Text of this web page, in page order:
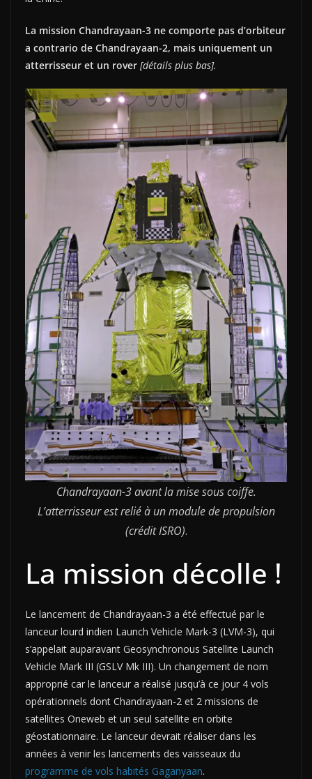
La mission Chandrayaan-3 ne comporte pas d’orbiteur
a contrario de Chandrayaan-2, mais uniquement un
atterrisseur et un rover [détails plus bas].
Chandrayaan-3 avant la mise sous coiffe.
L’atterrisseur est relié à un module de propulsion
(crédit ISRO).
La mission décolle !
Le lancement de Chandrayaan-3 a été effectué par le
lanceur lourd indien Launch Vehicle Mark-3 (LVM-3), qui
s’appelait auparavant Geosynchronous Satellite Launch
Vehicle Mark III (GSLV Mk III). Un changement de nom
approprié car le lanceur a réalisé jusqu’à ce jour 4 vols
opérationnels dont Chandrayaan-2 et 2 missions de
satellites Oneweb et un seul satellite en orbite
géostationnaire. Le lanceur devrait réaliser dans les
années à venir les lancements des vaisseaux du
programme de vols habités Gaganyaan.